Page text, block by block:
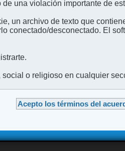
una violación importante de
un archivo de texto que
conectado/desconectado. El
o religioso en cualquier